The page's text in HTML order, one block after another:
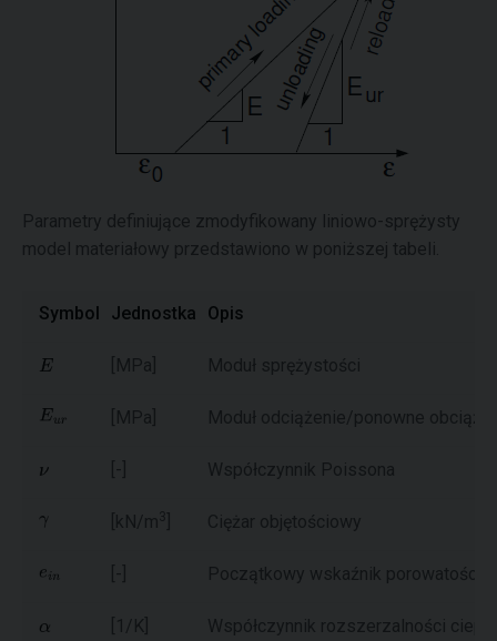
Parametry definiujące zmodyfikowany liniowo-sprężysty
model materiałowy przedstawiono w poniższej tabeli.
Symbol Jednostka Opis
[MPa] Moduł sprężystości
[MPa] Moduł odciążenie/ponowne
[-] Współczynnik Poissona
[kN/m 3 Ciężar objętościowy
[-] Początkowy wskaźnik porowatości
[1/K] Współczynnik rozszerzalności